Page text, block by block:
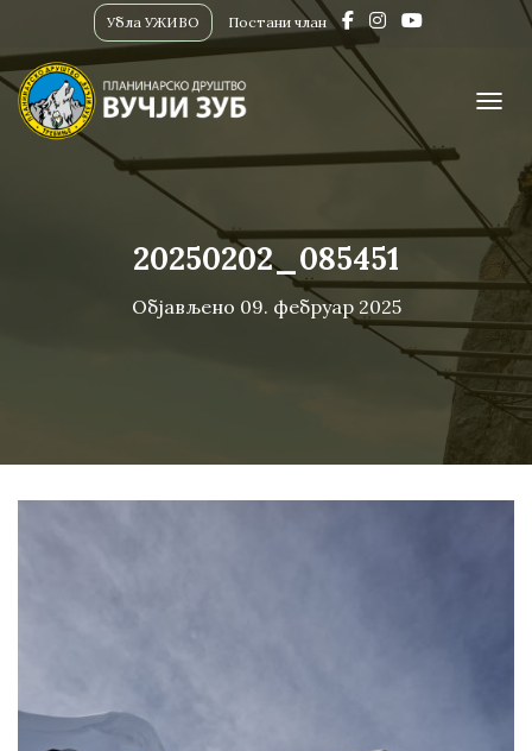
Убла УЖИВО Постани члан
20250202_085451
Објављено 09. фебруар 2025